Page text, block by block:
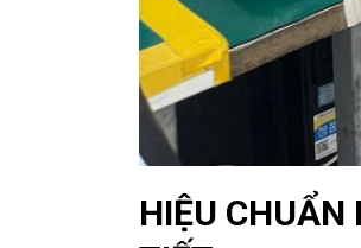
HIỆU CHUẨN